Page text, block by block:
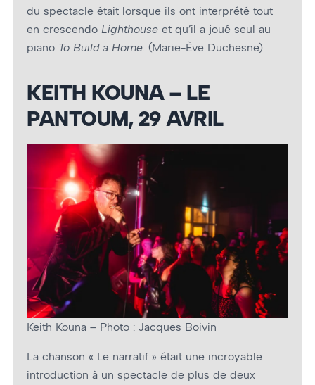
du spectacle était lorsque ils ont interprété tout
en crescendo Lighthouse et qu’il a joué seul au
piano To Build a Home. (Marie-Ève Duchesne)
KEITH KOUNA – LE
PANTOUM, 29 AVRIL
Keith Kouna – Photo : Jacques Boivin
La chanson « Le narratif » était une incroyable
introduction à un spectacle de plus de deux